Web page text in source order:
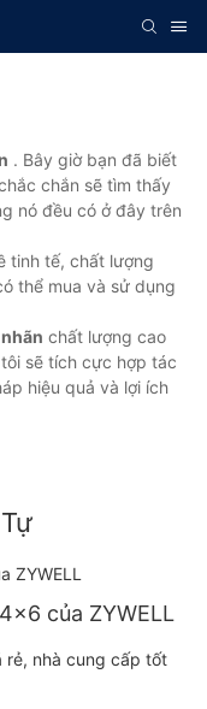
. Bây giờ bạn đã biết
chắn sẽ tìm thấy
nó đều có ở đây trên
tinh tế, chất lượng
thể mua và sử dụng
chất lượng cao
sẽ tích cực hợp tác
hiệu quả và lợi ích
của ZYWELL